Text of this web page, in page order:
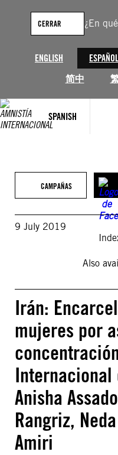
¿En
ENGLISH ESPAÑOL
简中
CERRAR
SPANISH
contenido
CAMPAÑAS
9 July 2019
Also
Irán:
mujeres por
Internacional
Anisha
Rangriz,
Amiri